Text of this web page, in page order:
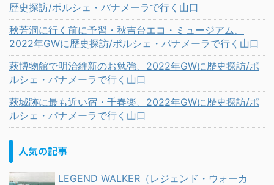
歴史探訪/ポルシェ・パナメーラで行く山口
秋芳洞に行く前に予習・秋吉台エコ・ミュージアム、
2022年GWに歴史探訪/ポルシェ・パナメーラで行く山口
萩博物館で明治維新のお勉強、2022年GWに歴史探訪/ポ
ルシェ・パナメーラで行く山口
萩城跡に最も近い宿・千春楽、2022年GWに歴史探訪/ポ
ルシェ・パナメーラで行く山口
人気の記事
LEGEND WALKER（レジェンド・ウォーカ